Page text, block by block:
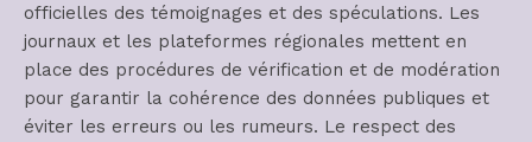
officielles des témoignages et des spéculations. Les
journaux et les plateformes régionales mettent en
place des procédures de vérification et de modération
pour garantir la cohérence des données publiques et
éviter les erreurs ou les rumeurs. Le respect des